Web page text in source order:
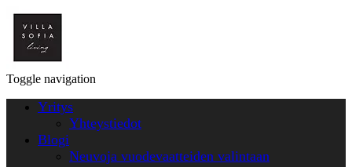
Toggle navigation
Yritys
Yhteystiedot
Blogi
Neuvoja vuodevaatteiden valintaan